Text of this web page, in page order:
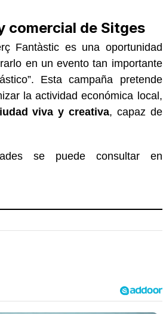
comercial de Sitges
Fantàstic es una oportunidad
en un evento tan importante
Esta campaña pretende
la actividad económica local,
viva y creativa, capaz de
se puede consultar en